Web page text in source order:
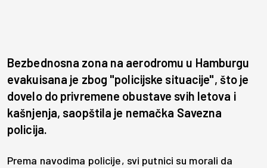
Bezbednosna zona na aerodromu u Hamburgu
evakuisana je zbog "policijske situacije", što je
dovelo do privremene obustave svih letova i
kašnjenja, saopštila je nemačka Savezna
policija.
Prema navodima policije, svi putnici su morali da